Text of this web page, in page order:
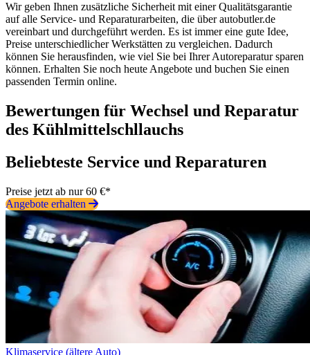
Wir geben Ihnen zusätzliche Sicherheit mit einer Qualitätsgarantie
auf alle Service- und Reparaturarbeiten, die über autobutler.de
vereinbart und durchgeführt werden. Es ist immer eine gute Idee,
Preise unterschiedlicher Werkstätten zu vergleichen. Dadurch
können Sie herausfinden, wie viel Sie bei Ihrer Autoreparatur sparen
können. Erhalten Sie noch heute Angebote und buchen Sie einen
passenden Termin online.
Bewertungen für Wechsel und Reparatur
des Kühlmittelschllauchs
Beliebteste Service und Reparaturen
Preise jetzt ab nur 60 €*
Angebote erhalten
Klimaservice (ältere Auto)